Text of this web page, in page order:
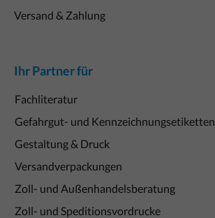
Versand & Zahlung
Ihr Partner für
Fachliteratur
Gefahrgut- und Kennzeichnungsetiketten
Gestaltung & Druck
Versandverpackungen
Zoll- und Außenhandelsberatung
Zoll- und Speditionsvordrucke